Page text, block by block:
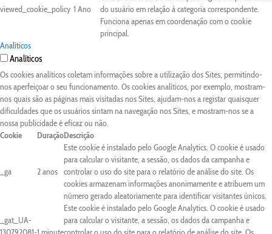
viewed_cookie_policy 1 Ano
do usuário em relação à categoria correspondente.
Funciona apenas em coordenação com o cookie
principal.
Analíticos
Analíticos
Os cookies analíticos coletam informações sobre a utilização dos Sites, permitindo-
nos aperfeiçoar o seu funcionamento. Os cookies analíticos, por exemplo, mostram-
nos quais são as páginas mais visitadas nos Sites, ajudam-nos a registar quaisquer
dificuldades que os usuários sintam na navegação nos Sites, e mostram-nos se a
nossa publicidade é eficaz ou não.
Cookie
DuraçãoDescrição
_ga 2 anos
Este cookie é instalado pelo Google Analytics. O cookie é usado
para calcular o visitante, a sessão, os dados da campanha e
controlar o uso do site para o relatório de análise do site. Os
cookies armazenam informações anonimamente e atribuem um
número gerado aleatoriamente para identificar visitantes únicos.
_gat_UA-
Este cookie é instalado pelo Google Analytics. O cookie é usado
para calcular o visitante, a sessão, os dados da campanha e